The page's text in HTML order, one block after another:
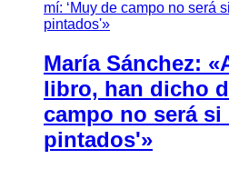
María Sánchez:
libro, han dicho
campo no será
pintados'»